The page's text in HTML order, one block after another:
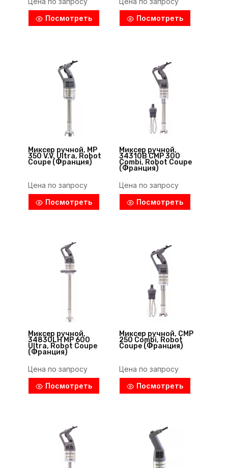
Посмотреть
Посмотреть
Миксер ручной, MP
350 V.V. Ultra, Robot
Coupe (Франция)
Цена по запросу
Посмотреть
Миксер ручной,
34310B CMP 300
Combi, Robot Coupe
(Франция)
Цена по запросу
Посмотреть
Миксер ручной,
34830LH MP 600
Ultra, Robot Coupe
(Франция)
Цена по запросу
Посмотреть
Миксер ручной, CMP
250 Combi, Robot
Coupe (Франция)
Цена по запросу
Посмотреть